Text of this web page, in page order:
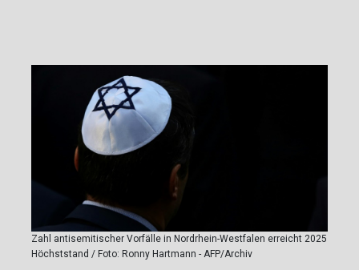
Zahl antisemitischer Vorfälle in Nordrhein-Westfalen erreicht 2025
Höchststand / Foto: Ronny Hartmann - AFP/Archiv